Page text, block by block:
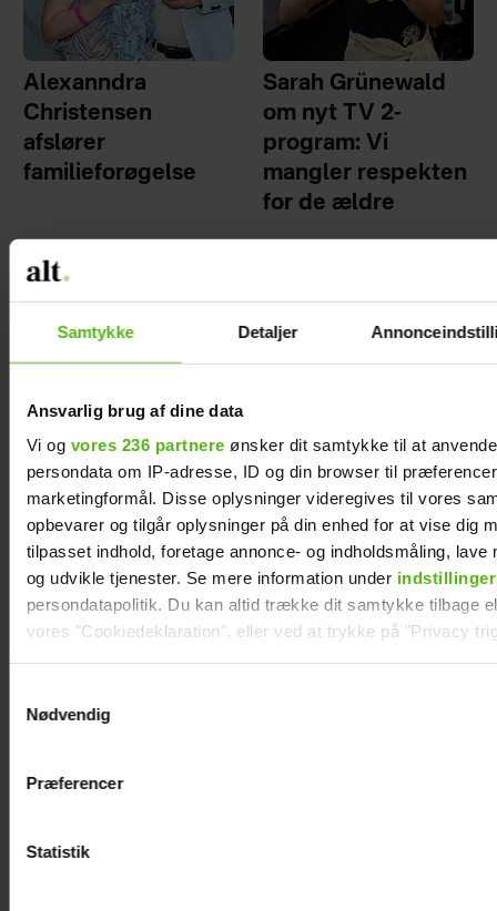
Samtykke Detaljer
Ansvarlig brug af dine data
Vi og vores 236 partnere ønsker dit samtykke til at
persondata om IP-adresse, ID og din browser til
marketingformål. Disse oplysninger videregives til vores
opbevarer og tilgår oplysninger på din enhed for at vise dig
tilpasset indhold, foretage annonce- og indholdsmåling, lave
og udvikle tjenester. Se mere information under indstillinger
persondatapolitik. Du kan altid trække dit samtykke tilbage
vores "Cookiedeklaration", eller ved at trykke på "Privacy
Vi anvender egne cookies og cookies fra tredjeparter til at
generere statistik og huske dine præferencer samt til brug
Nødvendig
Præferencer
Statistik
Alexanndra
Christensen
afslører
familieforøgelse
Sarah Grünewald
om nyt TV 2-
program: Vi
mangler respekten
for de ældre
Se videoen: Simon Kvamm overrasker med